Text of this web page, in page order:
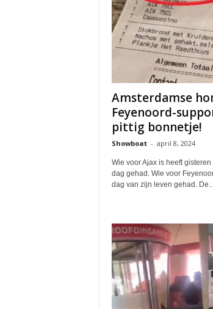
Amsterdamse
Feyenoord-
pittig bonnetje!
Showboat - april 8, 2024
Wie voor Ajax is heeft
dag gehad. Wie voor
dag van zijn leven gehad.